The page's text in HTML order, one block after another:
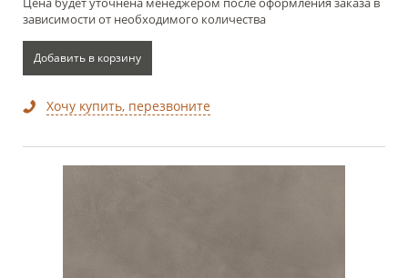
зависимости от необходимого количества
Добавить в корзину
Хочу купить, перезвоните